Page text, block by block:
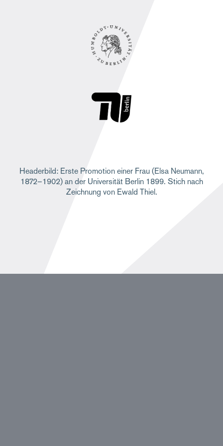
Headerbild: Erste Promotion einer Frau (Elsa Neumann,
1872–1902) an der Universität Berlin 1899. Stich nach
Zeichnung von Ewald Thiel.